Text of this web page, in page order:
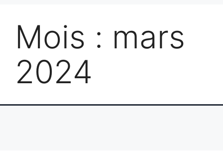
Mois : mars
2024